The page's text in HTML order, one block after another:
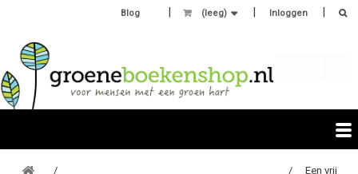
Inloggen
(leeg)
Blog
Een vrij